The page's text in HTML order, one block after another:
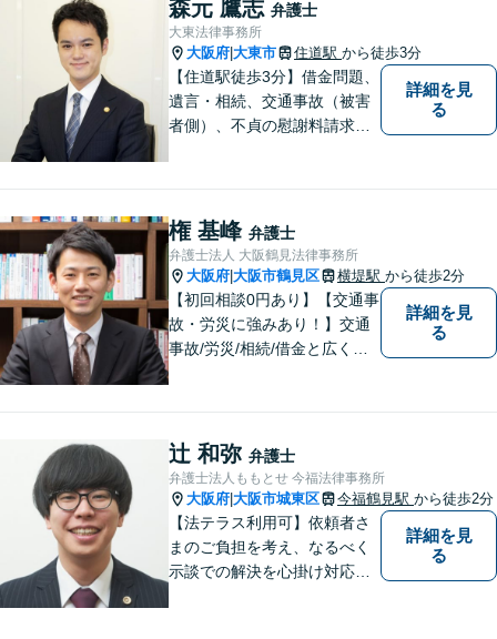
け、満足度の高い解決を目指
します【放出駅1分】
森元 鷹志 弁護士
大東法律事務所
大阪府 大東市 住道駅 から徒歩3分
【住道駅徒歩3分】借金問題、
遺言・相続、交通事故（被害
者側）、不貞の慰謝料請求は
やすい説明を心がけておりま
す。お気軽にご相談くださ
い。
詳細を見
る
権 基峰 弁護士
弁護士法人 大阪鶴見法律事務所
大阪府 大阪市鶴見区 横堤駅 から徒歩2分
【初回相談0円あり】【交通事
故・労災に強みあり！】交通
事故/労災/相続/借金と広く法
にご相談ください。【労災事
故：9年前の事故でも数千万円
の賠償を獲得】
詳細を見
る
辻 和弥 弁護士
弁護士法人ももとせ 今福法律事務所
大阪府 大阪市城東区 今福鶴見駅 から徒歩2分
【法テラス利用可】依頼者さ
まのご負担を考え、なるべく
示談での解決を心掛け対応い
詳細を見
る